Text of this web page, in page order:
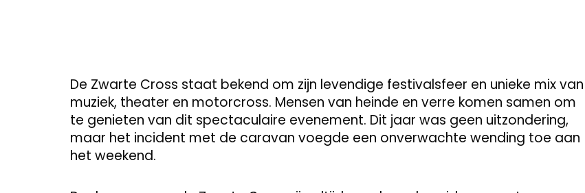
De Zwarte Cross staat bekend om zijn levendige festivalsfeer en unieke mix van
muziek, theater en motorcross. Mensen van heinde en verre komen samen om
te genieten van dit spectaculaire evenement. Dit jaar was geen uitzondering,
maar het incident met de caravan voegde een onverwachte wending toe aan
het weekend.